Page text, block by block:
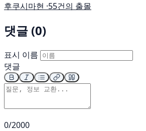
후쿠시마현 ·55건의 출몰
댓글 (0)
표시 이름
댓글
0/2000